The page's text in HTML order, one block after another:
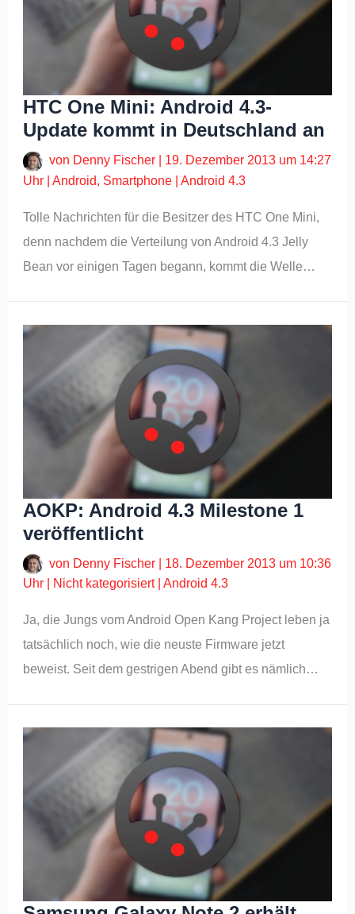
HTC One Mini: Android 4.3-
Update kommt in Deutschland an
von Denny Fischer
19. Dezember 2013 um 14:27
Uhr |Android, Smartphone |Android 4.3
Tolle Nachrichten für die Besitzer des HTC One Mini,
denn nachdem die Verteilung von Android 4.3 Jelly
Bean vor einigen Tagen begann, kommt die Welle…
AOKP: Android 4.3 Milestone 1
veröffentlicht
von Denny Fischer
18. Dezember 2013 um 10:36
Uhr
Nicht kategorisiert|Android 4.3
Ja, die Jungs vom Android Open Kang Project leben ja
tatsächlich noch, wie die neuste Firmware jetzt
beweist. Seit dem gestrigen Abend gibt es nämlich…